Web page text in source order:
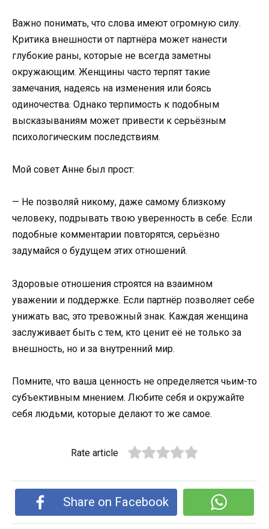
Важно понимать, что слова имеют огромную силу.
Критика внешности от партнёра может нанести
глубокие раны, которые не всегда заметны
окружающим. Женщины часто терпят такие
замечания, надеясь на изменения или боясь
одиночества. Однако терпимость к подобным
высказываниям может привести к серьёзным
психологическим последствиям.​
Мой совет Анне был прост:​
— Не позволяй никому, даже самому близкому
человеку, подрывать твою уверенность в себе. Если
подобные комментарии повторятся, серьёзно
задумайся о будущем этих отношений.​
Здоровые отношения строятся на взаимном
уважении и поддержке. Если партнёр позволяет себе
унижать вас, это тревожный знак. Каждая женщина
заслуживает быть с тем, кто ценит её не только за
внешность, но и за внутренний мир.​
Помните, что ваша ценность не определяется чьим-то
субъективным мнением. Любите себя и окружайте
себя людьми, которые делают то же самое.
Rate article
Share on Facebook